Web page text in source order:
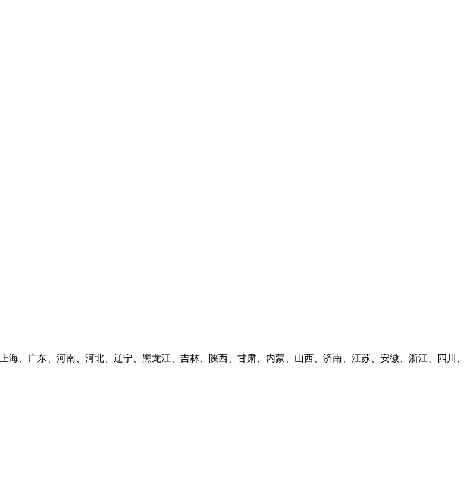
、广东、河南、河北、辽宁、黑龙江、吉林、陕西、甘肃、内蒙、山西、济南、江苏、安徽、浙江、四川、